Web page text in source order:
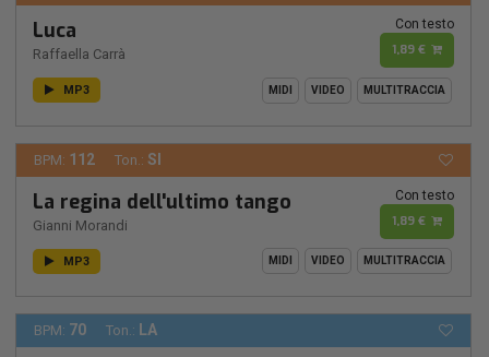
Luca
Raffaella Carrà
Con testo
1,89 €
MP3 MIDI VIDEO MULTITRACCIA
BPM: 112 Ton.: SI
La regina dell'ultimo tango
Gianni Morandi
Con testo
1,89 €
MP3 MIDI VIDEO MULTITRACCIA
BPM: 70 Ton.: LA